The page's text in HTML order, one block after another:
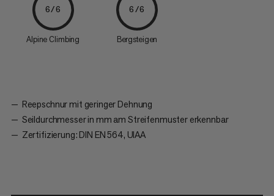
6/6
Alpine Climbing
6/6
Bergsteigen
Reepschnur mit geringer Dehnung
Seildurchmesser in mm am Streifenmuster erkennbar
Zertifizierung: DIN EN 564, UIAA